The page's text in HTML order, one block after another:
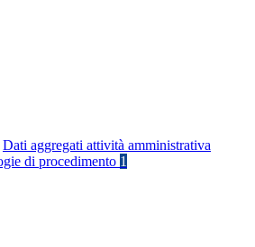
Dati aggregati attività amministrativa
di procedimento 1